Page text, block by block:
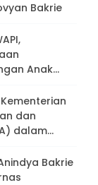
Bakrie
Anak
dan
dalam
Bakrie